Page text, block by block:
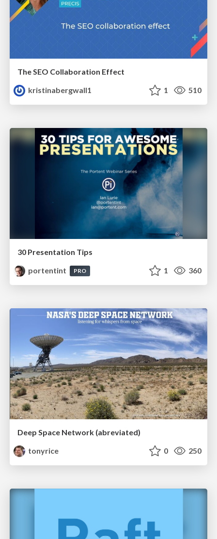
The SEO Collaboration Effect
kristinabergwall1
1 510
30 Presentation Tips
portentint
PRO 1 360
Deep Space Network (abreviated)
tonyrice
0 250